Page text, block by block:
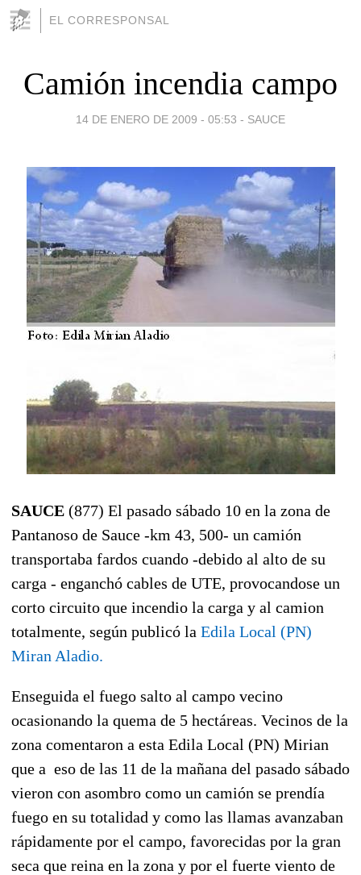
EL CORRESPONSAL
Camión incendia campo
14 DE ENERO DE 2009 - 05:53 - SAUCE
SAUCE (877) El pasado sábado 10 en la zona de
Pantanoso de Sauce -km 43, 500- un camión
transportaba fardos cuando -debido al alto de su
carga - enganchó cables de UTE, provocandose un
corto circuito que incendio la carga y al camion
totalmente, según publicó la Edila Local (PN)
Miran Aladio.
Enseguida el fuego salto al campo vecino
ocasionando la quema de 5 hectáreas. Vecinos de la
zona comentaron a esta Edila Local (PN) Mirian
que a eso de las 11 de la mañana del pasado sábado
vieron con asombro como un camión se prendía
fuego en su totalidad y como las llamas avanzaban
rápidamente por el campo, favorecidas por la gran
seca que reina en la zona y por el fuerte viento de